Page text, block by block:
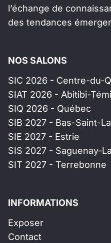
l’échange de
des tendances
NOS SALONS
SIC 2026 - Centre-du-
SIAT 2026 - Abitibi-
SIQ 2026 - Québec
SIB 2027 - Bas-Saint-
SIE 2027 - Estrie
SIS 2027 - Saguenay-
SIT 2027 - Terrebonne
INFORMATIONS
Exposer
Contact